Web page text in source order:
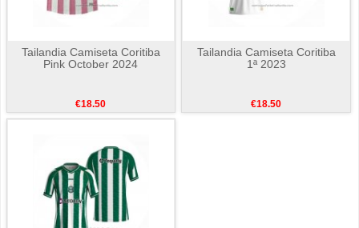
Tailandia Camiseta Coritiba
Pink October 2024
€18.50
Tailandia Camiseta Coritiba
1ª 2023
€18.50